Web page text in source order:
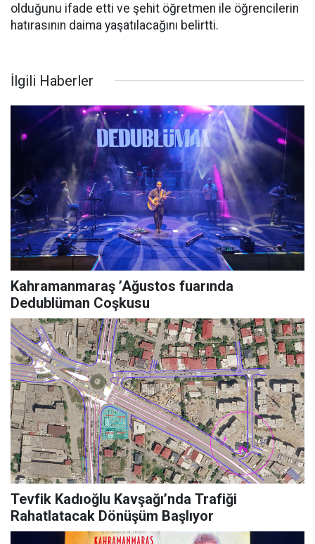
olduğunu ifade etti ve şehit öğretmen ile öğrencilerin
hatırasının daima yaşatılacağını belirtti.
İlgili Haberler
Kahramanmaraş ’Ağustos fuarında
Dedublüman Coşkusu
Tevfik Kadıoğlu Kavşağı’nda Trafiği
Rahatlatacak Dönüşüm Başlıyor